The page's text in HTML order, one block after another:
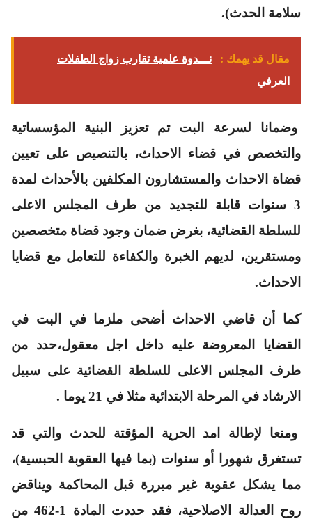
سلامة الحدث).
مقال قد يهمك :
نـــدوة علمية تقارب زواج الطفلات
العرفي
وضمانا لسرعة البت تم تعزيز البنية المؤسساتية
والتخصص في قضاء الاحداث، بالتنصيص على تعيين
قضاة الاحداث والمستشارون المكلفين بالأحداث لمدة
3 سنوات قابلة للتجديد من طرف المجلس الاعلى
للسلطة القضائية، بغرض ضمان وجود قضاة متخصصين
ومستقرين، لديهم الخبرة والكفاءة للتعامل مع قضايا
الاحداث.
كما أن قاضي الاحداث أضحى ملزما في البت في
القضايا المعروضة عليه داخل اجل معقول،حدد من
طرف المجلس الاعلى للسلطة القضائية على سبيل
الارشاد في المرحلة الابتدائية مثلا في 21 يوما .
ومنعا لإطالة امد الحرية المؤقتة للحدث والتي قد
تستغرق شهورا أو سنوات (بما فيها العقوبة الحبسية)،
مما يشكل عقوبة غير مبررة قبل المحاكمة ويناقض
روح العدالة الاصلاحية، فقد حددت المادة 1-462 من